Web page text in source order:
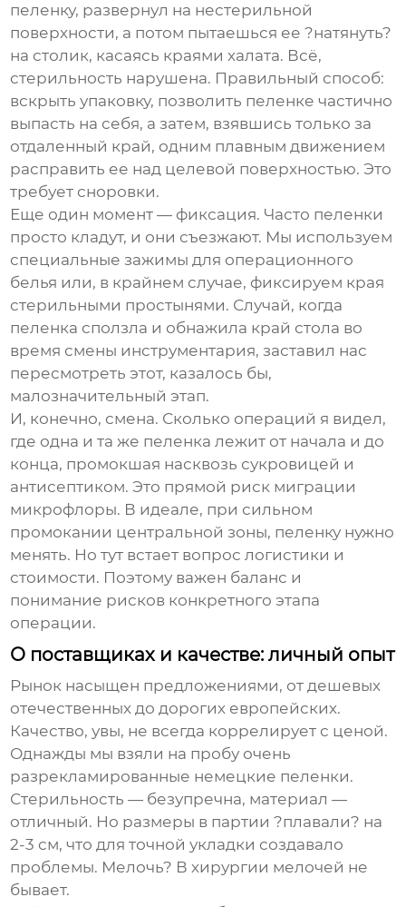
пеленку, развернул на нестерильной
поверхности, а потом пытаешься ее ?натянуть?
на столик, касаясь краями халата. Всё,
стерильность нарушена. Правильный способ:
вскрыть упаковку, позволить пеленке частично
выпасть на себя, а затем, взявшись только за
отдаленный край, одним плавным движением
расправить ее над целевой поверхностью. Это
требует сноровки.
Еще один момент — фиксация. Часто пеленки
просто кладут, и они съезжают. Мы используем
специальные зажимы для операционного
белья или, в крайнем случае, фиксируем края
стерильными простынями. Случай, когда
пеленка сползла и обнажила край стола во
время смены инструментария, заставил нас
пересмотреть этот, казалось бы,
малозначительный этап.
И, конечно, смена. Сколько операций я видел,
где одна и та же пеленка лежит от начала и до
конца, промокшая насквозь сукровицей и
антисептиком. Это прямой риск миграции
микрофлоры. В идеале, при сильном
промокании центральной зоны, пеленку нужно
менять. Но тут встает вопрос логистики и
стоимости. Поэтому важен баланс и
понимание рисков конкретного этапа
операции.
О поставщиках и качестве: личный опыт
Рынок насыщен предложениями, от дешевых
отечественных до дорогих европейских.
Качество, увы, не всегда коррелирует с ценой.
Однажды мы взяли на пробу очень
разрекламированные немецкие пеленки.
Стерильность — безупречна, материал —
отличный. Но размеры в партии ?плавали? на
2-3 см, что для точной укладки создавало
проблемы. Мелочь? В хирургии мелочей не
бывает.